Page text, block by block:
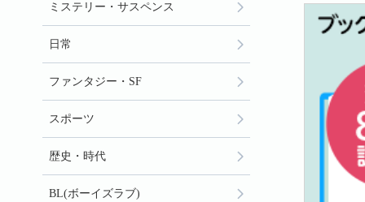
ミステリー・サスペンス
日常
ファンタジー・SF
スポーツ
歴史・時代
BL(ボーイズラブ)